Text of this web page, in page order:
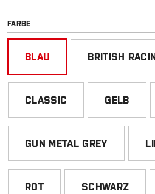
FARBEAUSWÄHLEN
BLAU BRITISH
CLASSIC GELB
GUN METAL GREY
ROT SCHWARZ